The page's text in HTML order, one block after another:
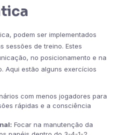
podem ser implementados
sessões de treino. Estes
no posicionamento e na
Aqui estão alguns exercícios
com menos jogadores para
rápidas e a consciência
Focar na manutenção da